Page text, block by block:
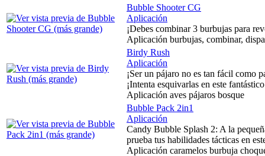
Bubble Shooter CG
Aplicación
¡Debes combinar 3 burbujas para
Aplicación burbujas, combinar,
Birdy Rush
Aplicación
¡Ser un pájaro no es tan fácil como
¡Intenta esquivarlas en este
Aplicación aves pájaros bosque
Bubble Pack 2in1
Aplicación
Candy Bubble Splash 2: A la
prueba tus habilidades tácticas en
Aplicación caramelos burbuja